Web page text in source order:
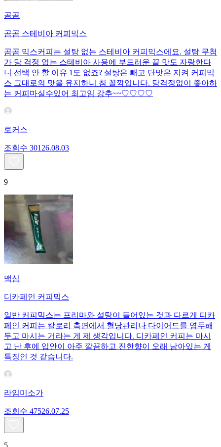
곰곰
곰곰 스테비아 커피믹스
곰곰 믹스커피는 설탕 없는 스테비아 커피믹스에요. 설탕 무첨
가 당 걱정 없는 스테비아 사용에 부드러운 끝 맛도 자랑한다
니 선택 안 할 이유 1도 없죠? 설탕은 빼고 단맛은 지켜 커피믹
스 그대로의 맛을 유지하니 침 꼴깍입니다. 당걱정없이 좋아하
는 커피마실수있어 최고임 강추~~♡♡♡♡
로커스
조회수 301 26.08.03
9
맥심
디카페인 커피믹스
일반 커피믹스는 프리마와 설탕이 들어있는 것과 다르게 디카
페인 커피는 칼로리 측면에서 혈당관리나 다이어드를 염두해
두고 마시는 거라는 게 제 생각입니다. 디카페인 커피는 마시
고 난 후에 입안이 아주 깔끔하고 진한향이 오래 남아있는 게
특징인 것 같습니다.
라임미소가
조회수 47526.07.25